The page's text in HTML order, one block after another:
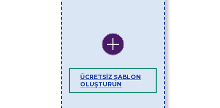
ÜCRETSIZ ŞABLON
OLUŞTURUN